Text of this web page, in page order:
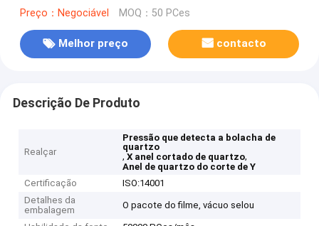
Preço：Negociável MOQ：50 PCes
Melhor preço contacto
Descrição De Produto
Realçar
Pressão que detecta a bolacha de
quartzo
,X anel cortado de quartzo,
Anel de quartzo do corte de Y
Certificação
ISO:14001
Detalhes da
embalagem
O pacote do filme, vácuo selou